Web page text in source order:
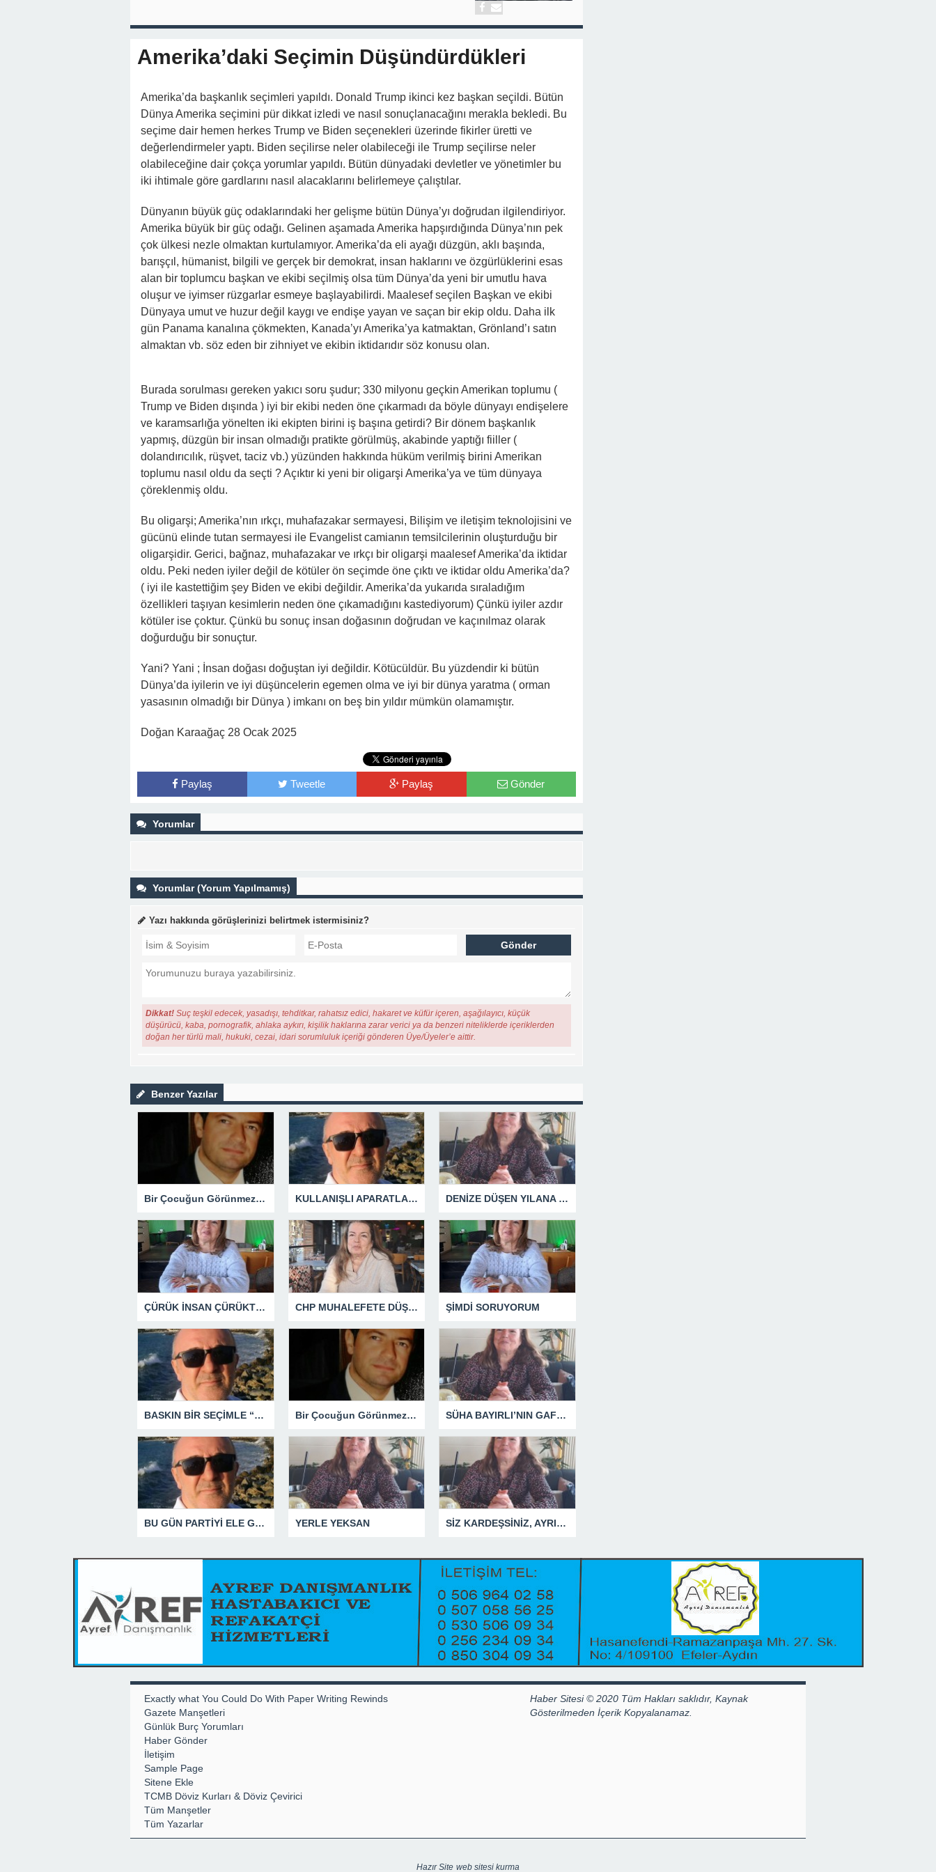
Amerika’daki Seçimin Düşündürdükleri
Amerika’da başkanlık seçimleri yapıldı. Donald Trump ikinci kez başkan seçildi. Bütün
Dünya Amerika seçimini pür dikkat izledi ve nasıl sonuçlanacağını merakla bekledi. Bu
seçime dair hemen herkes Trump ve Biden seçenekleri üzerinde fikirler üretti ve
değerlendirmeler yaptı. Biden seçilirse neler olabileceği ile Trump seçilirse neler
olabileceğine dair çokça yorumlar yapıldı. Bütün dünyadaki devletler ve yönetimler bu
iki ihtimale göre gardlarını nasıl alacaklarını belirlemeye çalıştılar.
Dünyanın büyük güç odaklarındaki her gelişme bütün Dünya’yı doğrudan ilgilendiriyor.
Amerika büyük bir güç odağı. Gelinen aşamada Amerika hapşırdığında Dünya’nın pek
çok ülkesi nezle olmaktan kurtulamıyor. Amerika’da eli ayağı düzgün, aklı başında,
barışçıl, hümanist, bilgili ve gerçek bir demokrat, insan haklarını ve özgürlüklerini esas
alan bir toplumcu başkan ve ekibi seçilmiş olsa tüm Dünya’da yeni bir umutlu hava
oluşur ve iyimser rüzgarlar esmeye başlayabilirdi. Maalesef seçilen Başkan ve ekibi
Dünyaya umut ve huzur değil kaygı ve endişe yayan ve saçan bir ekip oldu. Daha ilk
gün Panama kanalına çökmekten, Kanada’yı Amerika’ya katmaktan, Grönland’ı satın
almaktan vb. söz eden bir zihniyet ve ekibin iktidarıdır söz konusu olan.
Burada sorulması gereken yakıcı soru şudur; 330 milyonu geçkin Amerikan toplumu (
Trump ve Biden dışında ) iyi bir ekibi neden öne çıkarmadı da böyle dünyayı endişelere
ve karamsarlığa yönelten iki ekipten birini iş başına getirdi? Bir dönem başkanlık
yapmış, düzgün bir insan olmadığı pratikte görülmüş, akabinde yaptığı fiiller (
dolandırıcılık, rüşvet, taciz vb.) yüzünden hakkında hüküm verilmiş birini Amerikan
toplumu nasıl oldu da seçti ? Açıktır ki yeni bir oligarşi Amerika’ya ve tüm dünyaya
çöreklenmiş oldu.
Bu oligarşi; Amerika’nın ırkçı, muhafazakar sermayesi, Bilişim ve iletişim teknolojisini ve
gücünü elinde tutan sermayesi ile Evangelist camianın temsilcilerinin oluşturduğu bir
oligarşidir. Gerici, bağnaz, muhafazakar ve ırkçı bir oligarşi maalesef Amerika’da iktidar
oldu. Peki neden iyiler değil de kötüler ön seçimde öne çıktı ve iktidar oldu Amerika’da?
( iyi ile kastettiğim şey Biden ve ekibi değildir. Amerika’da yukarıda sıraladığım
özellikleri taşıyan kesimlerin neden öne çıkamadığını kastediyorum) Çünkü iyiler azdır
kötüler ise çoktur. Çünkü bu sonuç insan doğasının doğrudan ve kaçınılmaz olarak
doğurduğu bir sonuçtur.
Yani? Yani ; İnsan doğası doğuştan iyi değildir. Kötücüldür. Bu yüzdendir ki bütün
Dünya’da iyilerin ve iyi düşüncelerin egemen olma ve iyi bir dünya yaratma ( orman
yasasının olmadığı bir Dünya ) imkanı on beş bin yıldır mümkün olamamıştır.
Doğan Karaağaç 28 Ocak 2025
Paylaş Tweetle Paylaş Gönder
Yorumlar
Yorumlar (Yorum Yapılmamış)
Yazı hakkında görüşlerinizi belirtmek istermisiniz?
Dikkat! Suç teşkil edecek, yasadışı, tehditkar, rahatsız edici, hakaret ve küfür içeren, aşağılayıcı, küçük
düşürücü, kaba, pornografik, ahlaka aykırı, kişilik haklarına zarar verici ya da benzeri niteliklerde içeriklerden
doğan her türlü mali, hukuki, cezai, idari sorumluluk içeriği gönderen Üye/Üyeler’e aittir.
Benzer Yazılar
Bir Çocuğun Görünmez Yaraları – 42 “Kırık Şehirlerin Çocukları” KULLANIŞLI APARATLARIN KAÇINILMAZ SONU ! DENİZE DÜŞEN YILANA SARILIR
ÇÜRÜK İNSAN ÇÜRÜKTÜR CHP MUHALEFETE DÜŞTÜ ŞİMDİ SORUYORUM
BASKIN BİR SEÇİMLE “YENİ PARTİ”Yİ DEVRE DIŞI BIRAKMAK İÇİN DÜĞMEYE Mİ BASILDI? Bir Çocuğun Görünmez Yaraları – 41 “Koparılmış Çocuklar” SÜHA BAYIRLI’NIN GAFLARI
BU GÜN PARTİYİ ELE GEÇİRDİĞİNİ ZANNEDENLER YAKIN BİR GELECEKTE SİYASETİN ÇÖPLÜĞÜNDE YERİNİ ALACAKTIR YERLE YEKSAN SİZ KARDEŞSİNİZ, AYRILMAYIN
Exactly what You Could Do With Paper Writing Rewinds
Gazete Manşetleri
Günlük Burç Yorumları
Haber Gönder
İletişim
Sample Page
Sitene Ekle
TCMB Döviz Kurları & Döviz Çevirici
Tüm Manşetler
Tüm Yazarlar
Haber Sitesi © 2020 Tüm Hakları saklıdır, Kaynak
Gösterilmeden İçerik Kopyalanamaz.
Hazır Site web sitesi kurma